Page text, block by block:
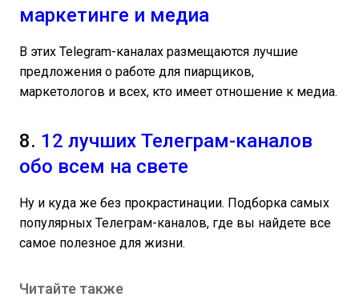
маркетинге и медиа
В этих Telegram-каналах размещаются лучшие
предложения о работе для пиарщиков,
маркетологов и всех, кто имеет отношение к медиа.
8. 12 лучших Телеграм-каналов
обо всем на свете
Ну и куда же без прокрастинации. Подборка самых
популярных Телеграм-каналов, где вы найдете все
самое полезное для жизни.
Читайте также